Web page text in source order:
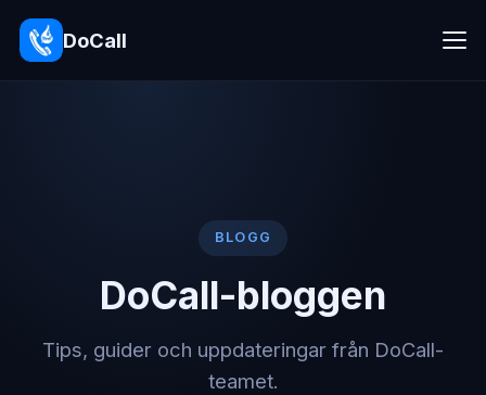
DoCall
BLOGG
DoCall-bloggen
Tips, guider och uppdateringar från DoCall-
teamet.